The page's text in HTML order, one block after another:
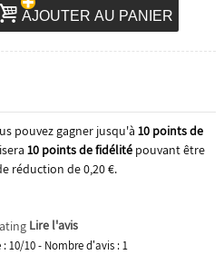
AJOUTER AU PANIER
pouvez gagner jusqu'à 10points de
10points de fidélitépouvant être
réduction de0,20 €.
Lire l'avis
:10/10- Nombre d'avis :1